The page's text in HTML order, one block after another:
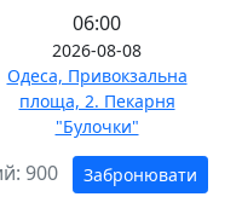
06:00
2026-08-08
Одеса, Привокзальна
площа, 2. Пекарня
"Булочки"
900 Забронювати